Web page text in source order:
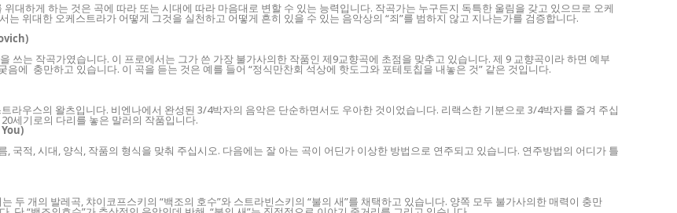
대하게 하는 것은 곡에 따라 또는 시대에 따라 마음대로 변할 수 있는 능력입니다. 작곡가는 누구든지 독특한 울림을 갖고 있으므로 오케
위대한 오케스트라가 어떻게 그것을 실천하고 어떻게 흔히 있을 수 있는 음악상의 “죄”를 범하지 않고 지나는가를 검증합니다.
쓰는 작곡가였습니다. 이 프로에서는 그가 쓴 가장 불가사의한 작품인 제9교향곡에 초점을 맞추고 있습니다. 제 9 교향곡이라 하면 예부
에 충만하고 있습니다. 이 곡을 듣는 것은 예를 들어 “정식만찬회 석상에 핫도그와 포테토칩을 내놓은 것” 같은 것입니다.
라우스의 왈츠입니다. 비엔나에서 완성된 3/4박자의 음악은 단순하면서도 우아한 것이었습니다. 리랙스한 기분으로 3/4박자를 즐겨 주십
세기로의 다리를 놓은 말러의 작품입니다.
국적, 시대, 양식, 작품의 형식을 맞춰 주십시오. 다음에는 잘 아는 곡이 어딘가 이상한 방법으로 연주되고 있습니다. 연주방법의 어디가 틀
두 개의 발레곡, 챠이코프스키의 “백조의 호수”와 스트라빈스키의 “불의 새”를 채택하고 있습니다. 양쪽 모두 불가사의한 매력이 충만